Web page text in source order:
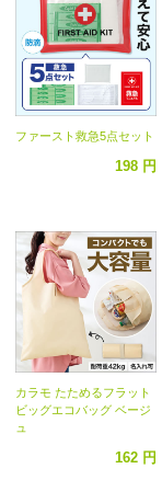
ファースト救急5点セット
198 円
カラモ たためるフラット
ビッグエコバッグ ベージ
ュ
162 円